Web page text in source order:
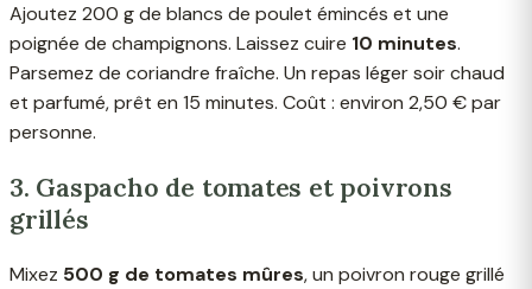
Ajoutez 200 g de blancs de poulet émincés et une
poignée de champignons. Laissez cuire 10 minutes.
Parsemez de coriandre fraîche. Un repas léger soir chaud
et parfumé, prêt en 15 minutes. Coût : environ 2,50 € par
personne.
3. Gaspacho de tomates et poivrons
grillés
Mixez 500 g de tomates mûres, un poivron rouge grillé